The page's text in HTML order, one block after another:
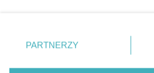
Strona korzysta z plików cookies w celu
znajdujący się w lewym dolnym
rodzaje przetwarzania danych nie
użytkownika, ale masz prawo
PARTNERZY